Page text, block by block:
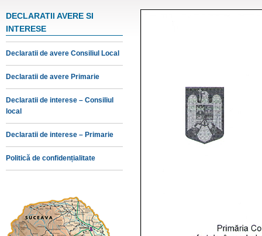
DECLARATII AVERE SI
INTERESE
Declaratii de avere Consiliul Local
Declaratii de avere Primarie
Declaratii de interese – Consiliul
local
Declaratii de interese – Primarie
Politică de confidențialitate